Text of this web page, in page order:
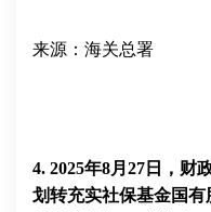
来源：海关总署
4. 2025年8月 27 日，财
划转充实社保基金国